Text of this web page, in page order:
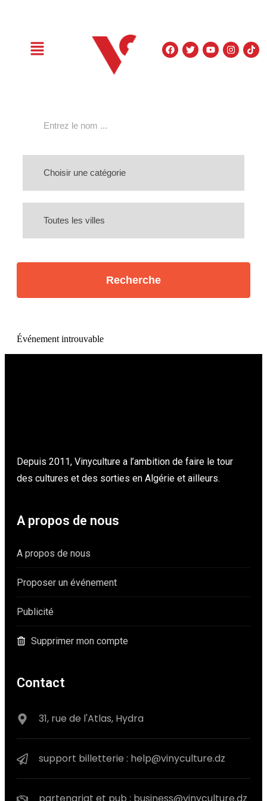
Événement introuvable
Depuis 2011, Vinyculture a l’ambition de faire le tour
des cultures et des sorties en Algérie et ailleurs.
A propos de nous
A propos de nous
Proposer un événement
Publicité
Supprimer mon compte
Contact
31, rue de l'Atlas, Hydra
support billetterie : help@vinyculture.dz